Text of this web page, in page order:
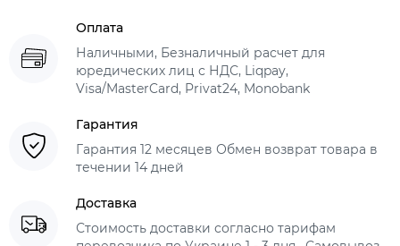
Оплата
Наличными, Безналичный расчет для
юредических лиц с НДС, Liqpay,
Visa/MasterCard, Privat24, Monobank
Гарантия
Гарантия 12 месяцев Обмен возврат товара в
течении 14 дней
Доставка
Стоимость доставки согласно тарифам